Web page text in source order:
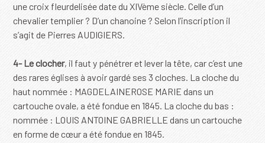
une croix fleurdelisée date du XIVème siècle. Celle d’un
chevalier templier ? D’un chanoine ? Selon l’inscription il
s’agit de Pierres AUDIGIERS.
4-Le clocher, il faut y pénétrer et lever la tête, car c’est une
des rares églises à avoir gardé ses 3 cloches. La cloche du
haut nommée : MAGDELAINEROSE MARIE dans un
cartouche ovale, a été fondue en 1845. La cloche du bas :
nommée : LOUIS ANTOINE GABRIELLE dans un cartouche
en forme de cœur a été fondue en 1845.